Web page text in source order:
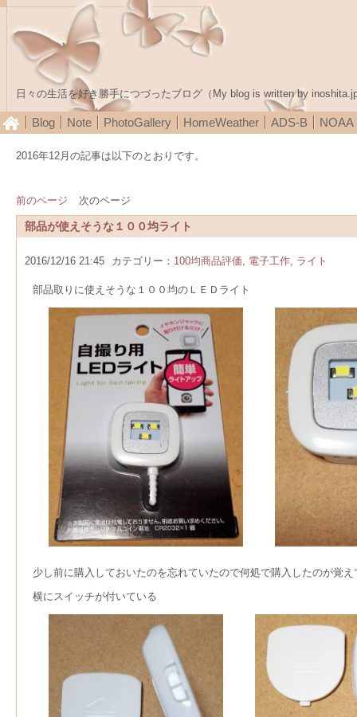
日々の生活を好き勝手につづったブログ（My blog is written by
Blog Note PhotoGallery HomeWeather ADS-B NOAA
2016年12月の記事は以下のとおりです。
前のページ 次のページ
部品が使えそうな１００均ライト
2016/12/16 21:45 カテゴリー： 100均商品評価, 電子工作, ライト
部品取りに使えそうな１００均のＬＥＤライト
少し前に購入しておいたのを忘れていたので何処で購入したのが覚え
横にスイッチが付いている